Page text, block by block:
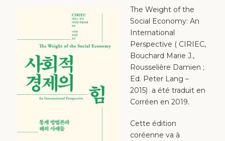
The Weight of the
Social Economy: An
International
Perspective ( CIRIEC,
Bouchard Marie J.,
Rousselière Damien ;
Ed. Peter Lang –
2015) a été traduit en
Corréen en 2019.
Cette édition
coréenne va à